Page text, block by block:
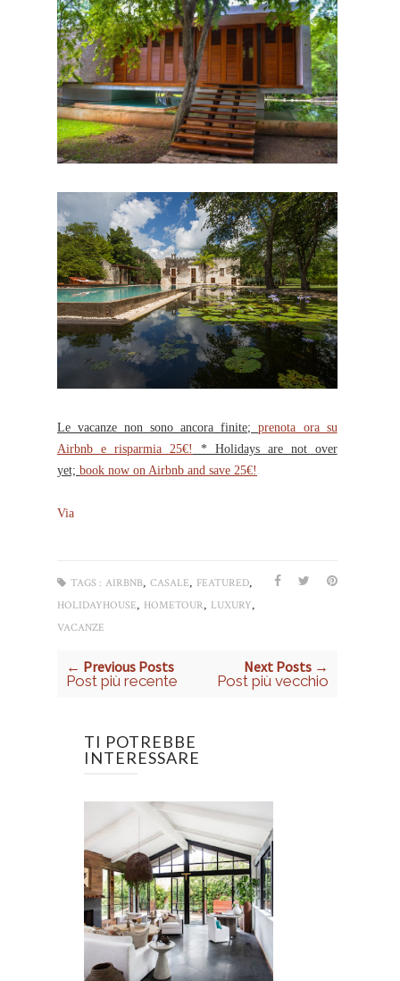
Le vacanze non sono ancora finite;prenota ora su
Airbnb e risparmia 25€!
* Holidays are not over
yet; book now on Airbnb and save 25€!
Via
TAGS : AIRBNB CASALE FEATURED
HOLIDAYHOUSE
HOMETOUR LUXURY
VACANZE
← Previous Posts
Post più recente
Next Posts →
Post più vecchio
TI POTREBBE
INTERESSARE